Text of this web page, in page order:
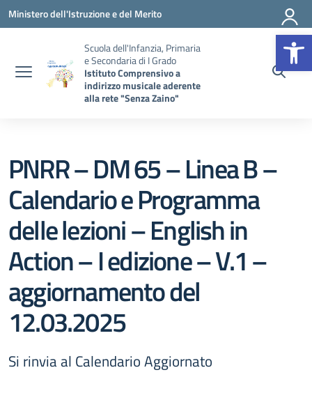
Vai ai contenuti
Vai al menu di navigazione
Vai al footer
Ministero dell'Istruzione e del Merito
Scuola dell'Infanzia, Primaria
e Secondaria di I Grado
Istituto Comprensivo a
indirizzo musicale aderente
alla rete "Senza Zaino"
PNRR – DM 65 – Linea B –
Calendario e Programma
delle lezioni – English in
Action – I edizione – V.1 –
aggiornamento del
12.03.2025
Si rinvia al Calendario Aggiornato